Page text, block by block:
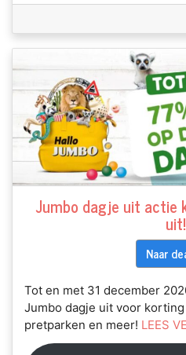
Jumbo dagje uit actie
uit!
Naar
Tot en met 31 december
Jumbo dagje uit voor
pretparken en meer! LEES